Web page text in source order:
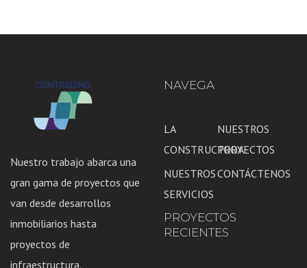
Nuestro trabajo abarca una
gran gama de proyectos que
van desde desarrollos
inmobiliarios hasta
proyectos de
infraestructura.
NAVEGA
LA
CONSTRUCTORA
NUESTROS
PROYECTOS
NUESTROS
SERVICIOS
CONTÁCTENOS
PROYECTOS
RECIENTES